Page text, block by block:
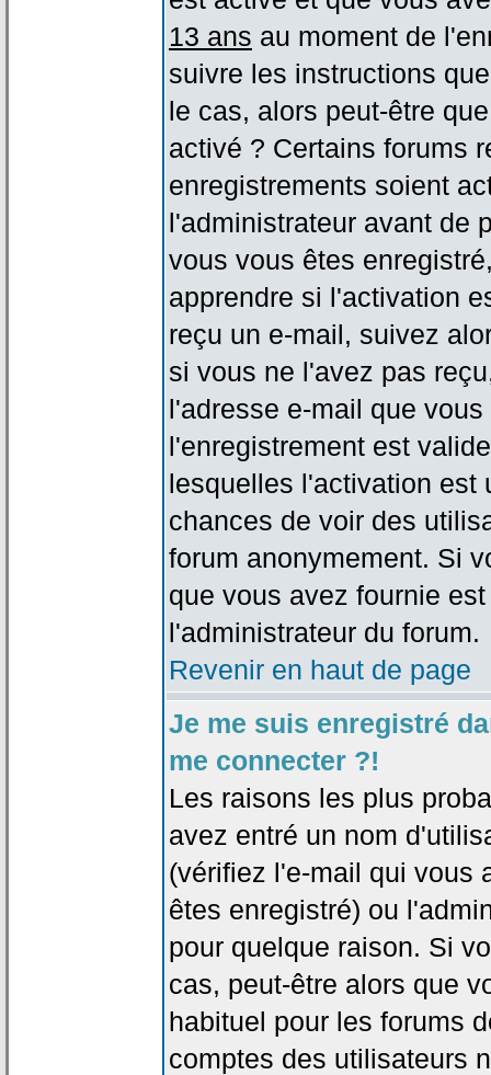
13 ans au moment de
suivre les instructions
le cas, alors peut-être
activé ? Certains forums
enregistrements soient
l'administrateur avant de
vous vous êtes
apprendre si l'activation
reçu un e-mail, suivez
si vous ne l'avez pas
l'adresse e-mail que
l'enregistrement est
lesquelles l'activation est
chances de voir des
forum anonymement. Si
que vous avez fournie
l'administrateur du forum.
Revenir en haut de page
Je me suis enregistré
me connecter ?!
Les raisons les plus
avez entré un nom
(vérifiez l'e-mail qui vous
êtes enregistré) ou
pour quelque raison. Si
cas, peut-être alors que
habituel pour les forums
comptes des utilisateurs